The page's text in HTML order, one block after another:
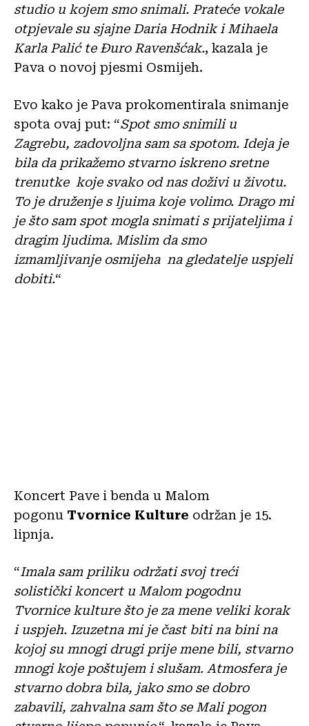
studio u kojem smo snimali. Prateće vokale
otpjevale su sjajne Daria Hodnik i Mihaela
Karla Palić te Đuro Ravenšćak., kazala je
Pava o novoj pjesmi Osmijeh.
Evo kako je Pava prokomentirala snimanje
spota ovaj put: “Spot smo snimili u
Zagrebu, zadovoljna sam sa spotom. Ideja je
bila da prikažemo stvarno iskreno sretne
trenutke koje svako od nas doživi u životu.
To je druženje s ljuima koje volimo. Drago mi
je što sam spot mogla snimati s prijateljima i
dragim ljudima. Mislim da smo
izmamljivanje osmijeha na gledatelje uspjeli
dobiti.“
Koncert Pave i benda u Malom
pogonu Tvornice Kulture održan je 15.
lipnja.
“Imala sam priliku održati svoj treći
solistički koncert u Malom pogodnu
Tvornice kulture što je za mene veliki korak
i uspjeh. Izuzetna mi je čast biti na bini na
kojoj su mnogi drugi prije mene bili, stvarno
mnogi koje poštujem i slušam. Atmosfera je
stvarno dobra bila, jako smo se dobro
zabavili, zahvalna sam što se Mali pogon